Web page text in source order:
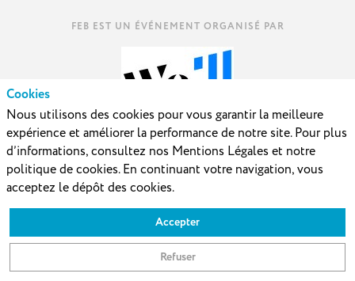
AVEC LE SOUTIEN DE
Cookies
Nous utilisons des cookies pour vous garantir la meilleure
expérience et améliorer la performance de notre site. Pour plus
d’informations, consultez nos Mentions Légales et notre
politique de cookies. En continuant votre navigation, vous
acceptez le dépôt des cookies.
Accepter
Refuser